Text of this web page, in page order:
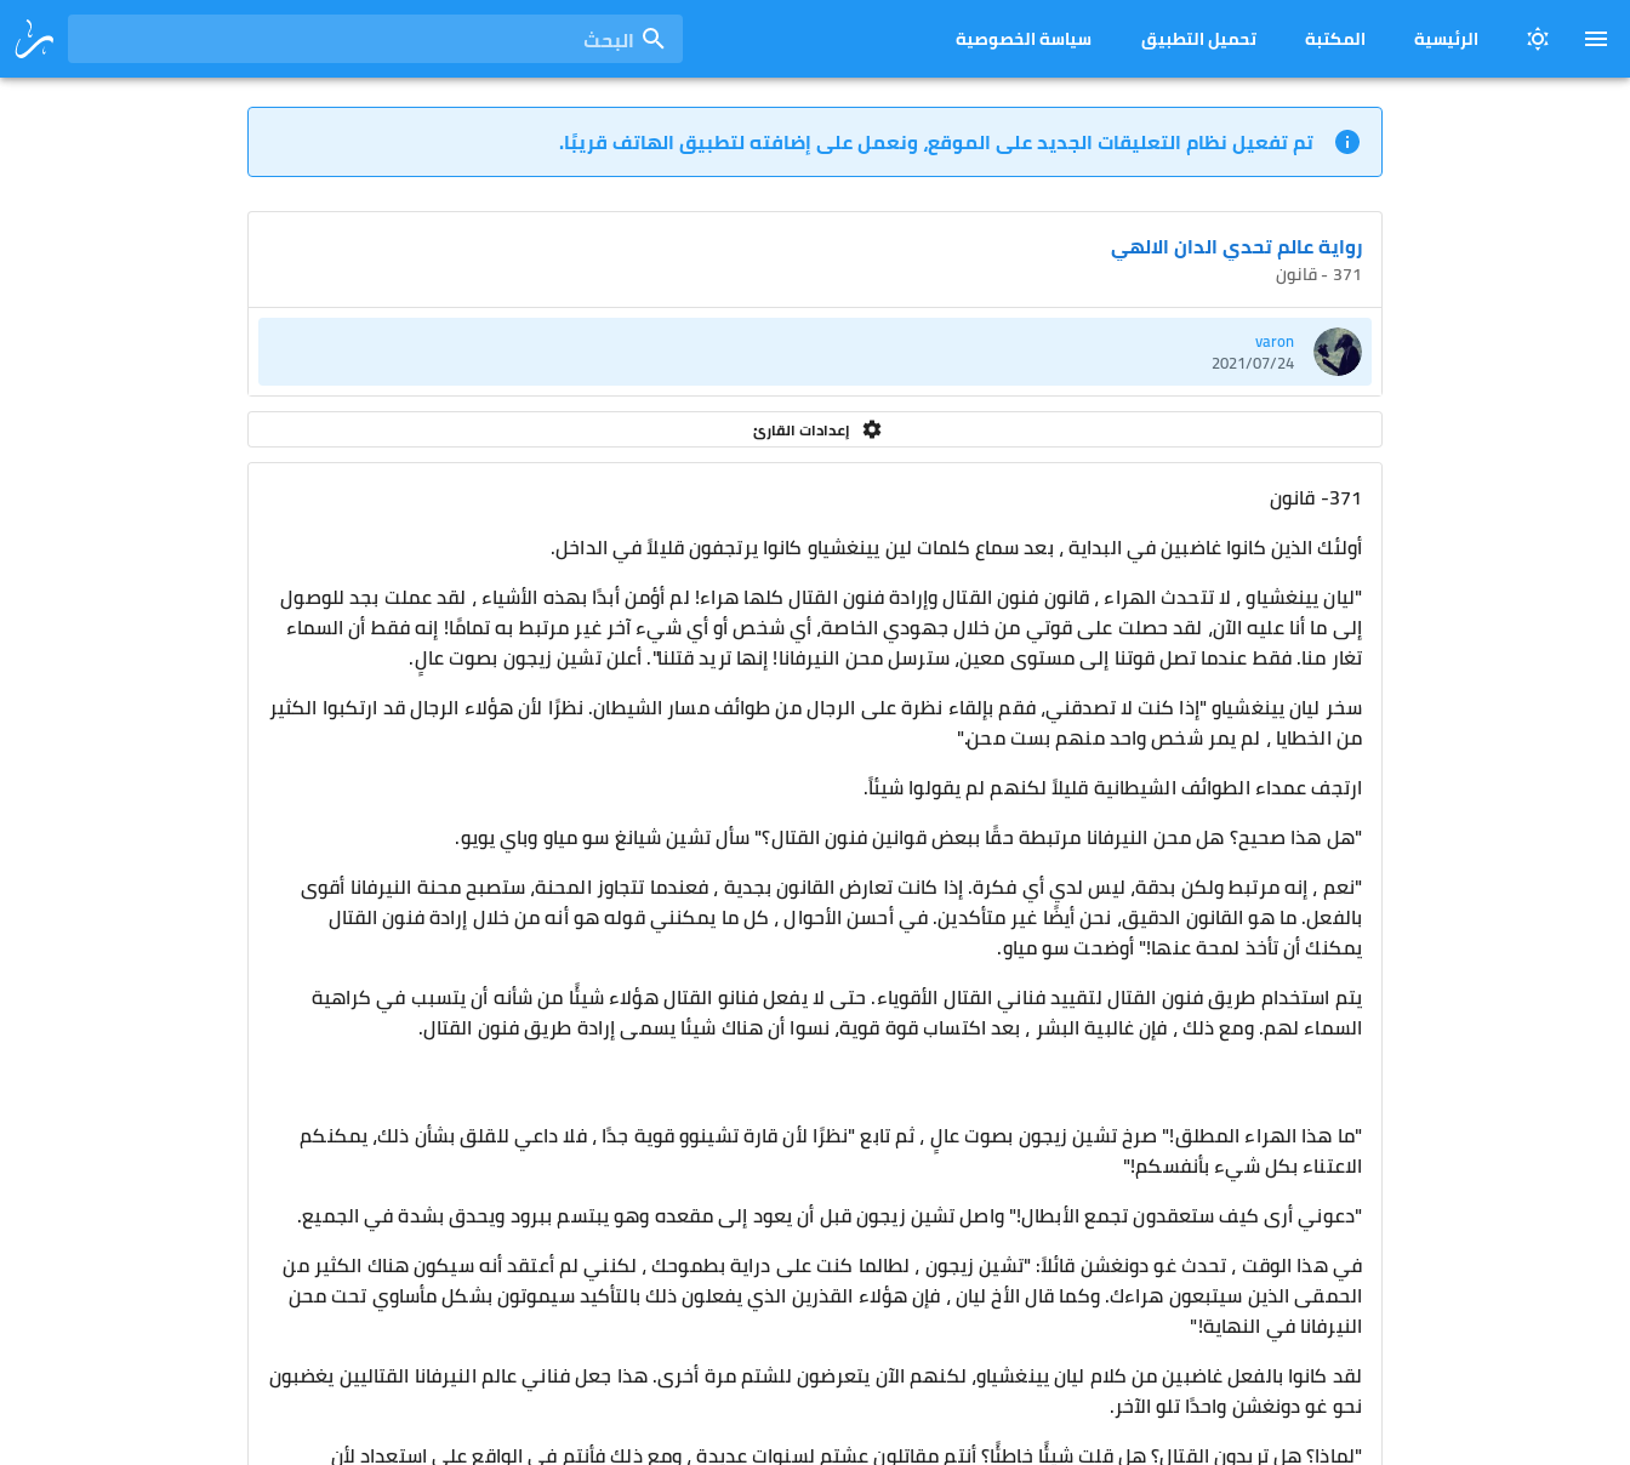
الرئيسية المكتبة تحميل التطبيق سياسة الخصوصية البحث
تم تفعيل نظام التعليقات الجديد على الموقع، ونعمل على إضافته لتطبيق الهاتف قريبًا.
رواية عالم تحدي الدان الالهي
371 - قانون
varon
2021/07/24
إعدادات القارئ
371- قانون
أولئك الذين كانوا غاضبين في البداية ، بعد سماع كلمات لين يينغشياو كانوا يرتجفون قليلاً في الداخل.
"ليان يينغشياو ، لا تتحدث الهراء ، قانون فنون القتال وإرادة فنون القتال كلها هراء! لم أؤمن أبدًا بهذه الأشياء ، لقد عملت بجد للوصول
إلى ما أنا عليه الآن، لقد حصلت على قوتي من خلال جهودي الخاصة، أي شخص أو أي شيء آخر غير مرتبط به تمامًا! إنه فقط أن السماء
تغار منا. فقط عندما تصل قوتنا إلى مستوى معين، سترسل محن النيرفانا! إنها تريد قتلنا". أعلن تشين زيجون بصوت عالٍ.
سخر ليان يينغشياو "إذا كنت لا تصدقني، فقم بإلقاء نظرة على الرجال من طوائف مسار الشيطان. نظرًا لأن هؤلاء الرجال قد ارتكبوا الكثير
من الخطايا ، لم يمر شخص واحد منهم بست محن."
ارتجف عمداء الطوائف الشيطانية قليلاً لكنهم لم يقولوا شيئاً.
"هل هذا صحيح؟ هل محن النيرفانا مرتبطة حقًا ببعض قوانين فنون القتال؟" سأل تشين شيانغ سو مياو وباي يويو.
"نعم ، إنه مرتبط ولكن بدقة، ليس لدي أي فكرة. إذا كانت تعارض القانون بجدية ، فعندما تتجاوز المحنة، ستصبح محنة النيرفانا أقوى
بالفعل. ما هو القانون الدقيق، نحن أيضًا غير متأكدين. في أحسن الأحوال ، كل ما يمكنني قوله هو أنه من خلال إرادة فنون القتال
يمكنك أن تأخذ لمحة عنها!" أوضحت سو مياو.
يتم استخدام طريق فنون القتال لتقييد فناني القتال الأقوياء. حتى لا يفعل فنانو القتال هؤلاء شيئًا من شأنه أن يتسبب في كراهية
السماء لهم. ومع ذلك ، فإن غالبية البشر ، بعد اكتساب قوة قوية، نسوا أن هناك شيئا يسمى إرادة طريق فنون القتال.
"ما هذا الهراء المطلق!" صرخ تشين زيجون بصوت عالٍ ، ثم تابع "نظرًا لأن قارة تشينوو قوية جدًا ، فلا داعي للقلق بشأن ذلك، يمكنكم
الاعتناء بكل شيء بأنفسكم!"
"دعوني أرى كيف ستعقدون تجمع الأبطال!" واصل تشين زيجون قبل أن يعود إلى مقعده وهو يبتسم ببرود ويحدق بشدة في الجميع.
في هذا الوقت ، تحدث غو دونغشن قائلاً: "تشين زيجون ، لطالما كنت على دراية بطموحك ، لكنني لم أعتقد أنه سيكون هناك الكثير من
الحمقى الذين سيتبعون هراءك. وكما قال الأخ ليان ، فإن هؤلاء القذرين الذي يفعلون ذلك بالتأكيد سيموتون بشكل مأساوي تحت محن
النيرفانا في النهاية!"
لقد كانوا بالفعل غاضبين من كلام ليان يينغشياو، لكنهم الآن يتعرضون للشتم مرة أخرى. هذا جعل فناني عالم النيرفانا القتاليين يغضبون
نحو غو دونغشن واحدًا تلو الآخر.
"لماذا؟ هل تريدون القتال؟ هل قلت شيئًا خاطئًا؟ أنتم مقاتلون عشتم لسنوات عديدة ، ومع ذلك فأنتم في الواقع على استعداد لأن